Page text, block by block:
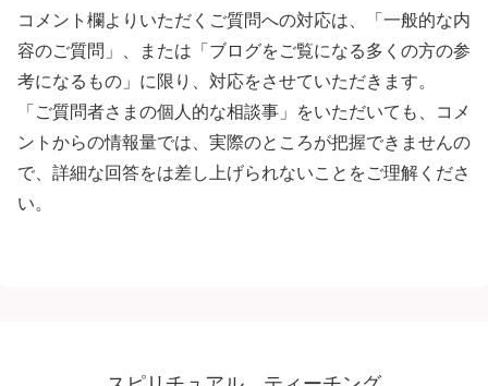
コメント欄よりいただくご質問への対応は、「一般的な内
容のご質問」、または「ブログをご覧になる多くの方の参
考になるもの」に限り、対応をさせていただきます。
「ご質問者さまの個人的な相談事」をいただいても、コメ
ントからの情報量では、実際のところが把握できませんの
で、詳細な回答をは差し上げられないことをご理解くださ
い。